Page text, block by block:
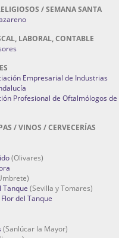
/ SEMANA SANTA
LABORAL, CONTABLE
Empresarial de Industrias
Profesional de Oftalmólogos de
/ VINOS / CERVECERÍAS
(Olivares)
Tanque (Sevilla y Tomares)
del Tanque
(Sanlúcar la Mayor)